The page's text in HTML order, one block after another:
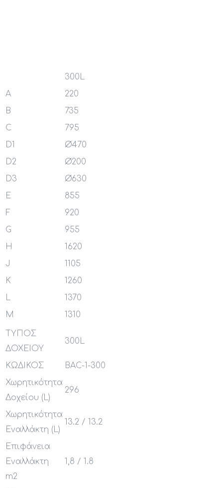
300L
A
220
B
735
C
795
D1
Ø470
D2
Ø200
D3
Ø630
E
855
F
920
G
955
H
1620
J
1105
K
1260
L
1370
M
1310
ΤΥΠΟΣ
ΔΟΧΕΙΟΥ
300L
ΚΩΔΙΚΟΣ
BAC-1-300
Χωρητικότητα
Δοχείου (L)
296
Χωρητικότητα
Εναλλάκτη (L)
13.2 / 13.2
Επιφάνεια
Εναλλάκτη
m2
1,8 / 1.8